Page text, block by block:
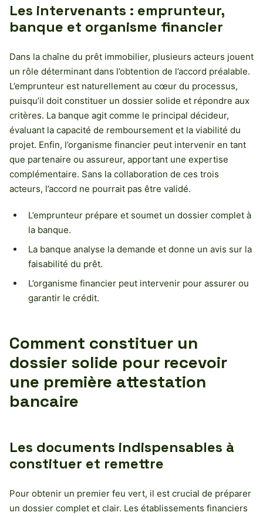
Les intervenants : emprunteur,
banque et organisme financier
Dans la chaîne du prêt immobilier, plusieurs acteurs jouent
un rôle déterminant dans l’obtention de l’accord préalable.
L’emprunteur est naturellement au cœur du processus,
puisqu’il doit constituer un dossier solide et répondre aux
critères. La banque agit comme le principal décideur,
évaluant la capacité de remboursement et la viabilité du
projet. Enfin, l’organisme financier peut intervenir en tant
que partenaire ou assureur, apportant une expertise
complémentaire. Sans la collaboration de ces trois
acteurs, l’accord ne pourrait pas être validé.
L’emprunteur prépare et soumet un dossier complet à
la banque.
La banque analyse la demande et donne un avis sur la
faisabilité du prêt.
L’organisme financier peut intervenir pour assurer ou
garantir le crédit.
Comment constituer un
dossier solide pour recevoir
une première attestation
bancaire
Les documents indispensables à
constituer et remettre
Pour obtenir un premier feu vert, il est crucial de préparer
un dossier complet et clair. Les établissements financiers